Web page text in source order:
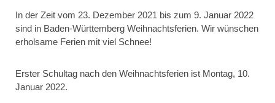
In der Zeit vom 23. Dezember 2021 bis zum 9. Januar 2022
sind in Baden-Württemberg Weihnachtsferien. Wir wünschen
erholsame Ferien mit viel Schnee!
Erster Schultag nach den Weihnachtsferien ist Montag, 10.
Januar 2022.